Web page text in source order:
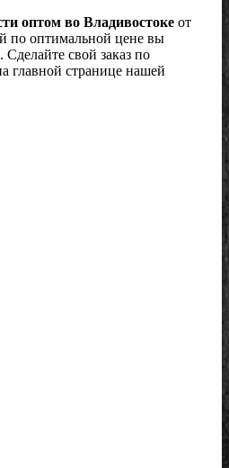
оптом во Владивостокеот
по оптимальной цене вы
свой заказ по
главной странице нашей